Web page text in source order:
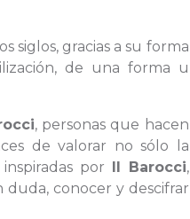
siglos, gracias a su forma
de una forma u
, personas que hacen
de valorar no sólo la
por Il Barocci,
duda, conocer y descifrar